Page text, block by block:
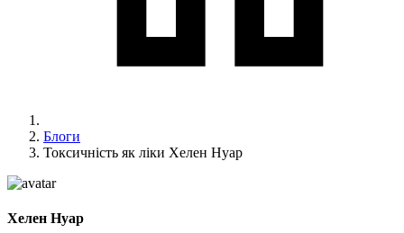
Блоги
Токсичність як ліки Хелен Нуар
Хелен Нуар